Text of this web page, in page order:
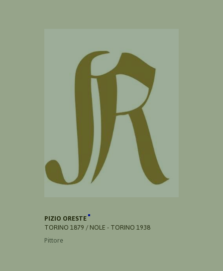
PIZIO ORESTE
TORINO 1879 / NOLE - TORINO 1938
Pittore